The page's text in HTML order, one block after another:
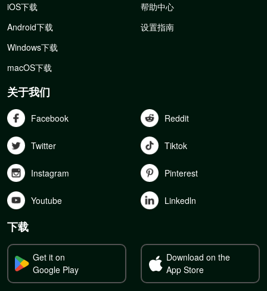
iOS下载
Android下载
Windows下载
macOS下载
帮助中心
设置指南
关于我们
Facebook Reddit
Twitter Tiktok
Instagram Pinterest
Youtube Linkedln
下载
Get it on
Google Play
Download on the
App Store